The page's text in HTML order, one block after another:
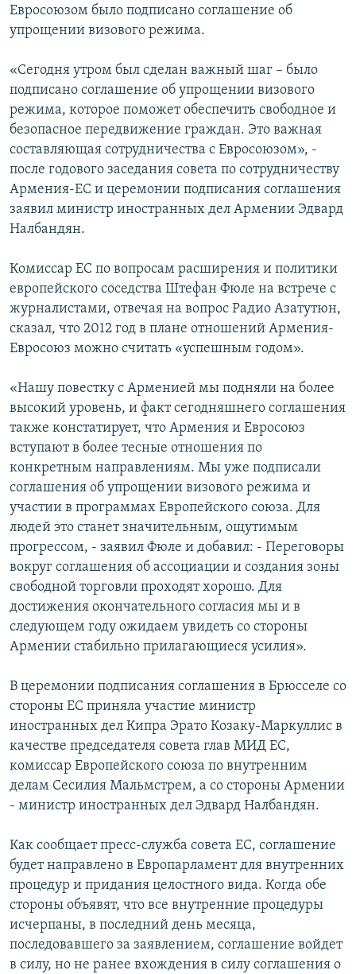
Евросоюзом было подписано соглашение об
упрощении визового режима.
«Сегодня утром был сделан важный шаг – было
подписано соглашение об упрощении визового
режима, которое поможет обеспечить свободное и
безопасное передвижение граждан. Это важная
составляющая сотрудничества с Евросоюзом», -
после годового заседания совета по сотрудничеству
Армения-ЕС и церемонии подписания соглашения
заявил министр иностранных дел Армении Эдвард
Налбандян.
Комиссар ЕС по вопросам расширения и политики
европейского соседства Штефан Фюле на встрече с
журналистами, отвечая на вопрос Радио Азатутюн,
сказал, что 2012 год в плане отношений Армения-
Евросоюз можно считать «успешным годом».
«Нашу повестку с Арменией мы подняли на более
высокий уровень, и факт сегодняшнего соглашения
также констатирует, что Армения и Евросоюз
вступают в более тесные отношения по
конкретным направлениям. Мы уже подписали
соглашения об упрощении визового режима и
участии в программах Европейского союза. Для
людей это станет значительным, ощутимым
прогрессом, - заявил Фюле и добавил: - Переговоры
вокруг соглашения об ассоциации и создания зоны
свободной торговли проходят хорошо. Для
достижения окончательного согласия мы и в
следующем году ожидаем увидеть со стороны
Армении стабильно прилагающиеся усилия».
В церемонии подписания соглашения в Брюсселе со
стороны ЕС приняла участие министр
иностранных дел Кипра Эрато Козаку-Маркуллис в
качестве председателя совета глав МИД ЕС,
комиссар Европейского союза по внутренним
делам Сесилия Мальмстрем, а со стороны Армении
- министр иностранных дел Эдвард Налбандян.
Как сообщает пресс-служба совета ЕС, соглашение
будет направлено в Европарламент для внутренних
процедур и придания целостного вида. Когда обе
стороны объявят, что все внутренние процедуры
исчерпаны, в последний день месяца,
последовавшего за заявлением, соглашение войдет
в силу, но не ранее вхождения в силу соглашения о